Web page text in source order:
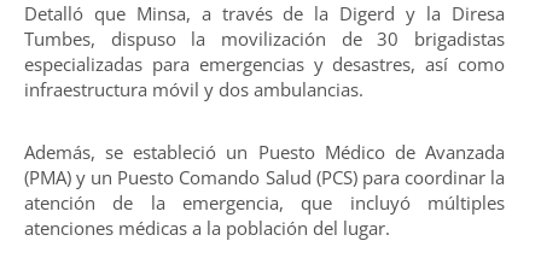
Detalló que Minsa, a través de la Digerd y la Diresa
Tumbes, dispuso la movilización de 30 brigadistas
especializadas para emergencias y desastres, así como
infraestructura móvil y dos ambulancias.
Además, se estableció un Puesto Médico de Avanzada
(PMA) y un Puesto Comando Salud (PCS) para coordinar la
atención de la emergencia, que incluyó múltiples
atenciones médicas a la población del lugar.